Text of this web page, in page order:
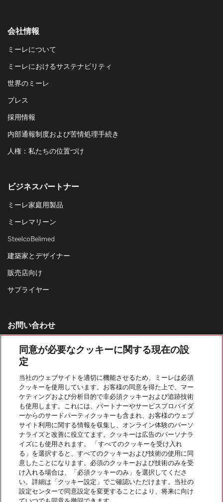
会社情報
ミーレについて
ミーレにおけるサステナビリティ
世界のミーレ
プレス
採用情報
内部通報制度および苦情処理手続き
人権：私たちの位置づけ
ビジネスパートナー
ミーレ家庭用製品
ミーレマリーン
SteelcoBelimed
建築家とデザイナー
販売店向け
サプライヤー
お問い合わせ
お問い合わせ一覧
家庭用製品の営業窓口
カスタマーサービス
0120-310-647
Miele Professionalをフォローする
同意が必要なクッキーに関する現在の設
定
当社のウェブサイトを適切に機能させるため、ミーレは必須
クッキーを使用しています。お客様の同意を得た上で、マー
ケティングおよび分析目的で非必須クッキーおよび追跡技術
も使用します。これには、パートナーやサービスプロバイダ
ーからのサードパーティクッキーも含まれ、お客様のウェブ
サイト利用に関する情報を収集し、オンライン体験のパーソ
ナライズと改善に役立てます。クッキーは広告のパーソナラ
イズにも使用されます。 「すべてのクッキーを受け入れ
る」を選択すると、すべてのクッキーおよび技術の使用に同
意したことになります。必須のクッキーおよび技術のみを受
け入れる場合は、「必須クッキーのみ」を選択してくださ
い。詳細は「クッキー設定」でご確認いただけます。当社の
設定センターで同意設定を変更することにより、将来に向け